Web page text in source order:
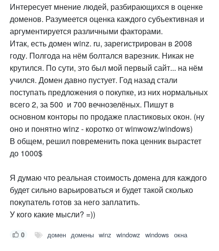
Интересует мнение людей, разбирающихся в оценке
доменов. Разумеется оценка каждого субъективная и
аргументируется различными факторами.
Итак, есть домен winz. ru, зарегистрирован в 2008
году. Полгода на нём болтался варезник. Никак не
крутился. По сути, это был мой первый сайт... на нём
учился. Домен давно пустует. Год назад стали
поступать предложения о покупке, из них нормальных
всего 2, за 500 и 700 вечнозелёных. Пишут в
основном конторы по продаже пластиковых окон. (ну
оно и понятно winz - коротко от winwowz/windows)
В общем, решил повременить пока ценник вырастет
до 1000$
Я думаю что реальная стоимость домена для каждого
будет сильно варьироваться и будет такой сколько
покупатель готов за него заплатить.
У кого какие мысли? =))
0 домен домены winz windowz windows окна